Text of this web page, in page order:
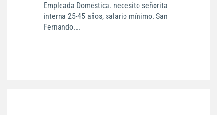
Empleada Doméstica. necesito señorita
interna 25-45 años, salario mínimo. San
Fernando....